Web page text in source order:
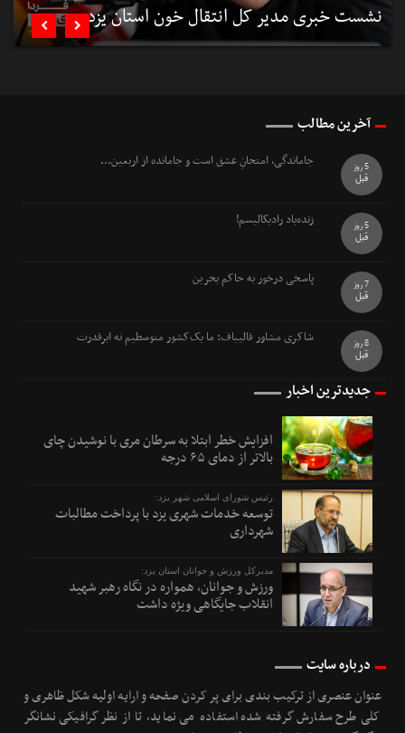
نشست خبری مدیر کل انتقال خون استان یزد  
آخرین مطالب
جاماندگی، امتحانِ عشق است و جامانده از اربعین...
5 روز
قبل
زنده‌باد رادیکالیسم!
5 روز
قبل
پاسخی درخور به حاکم بحرین
7 روز
قبل
شاکری مشاور قالیباف: ما یک‌کشور متوسطیم نه ابرقدرت
8 روز
قبل
جدیدترین اخبار
افزایش خطر ابتلا به سرطان مری با نوشیدن چای
بالاتر از دمای ۶۵ درجه
رئیس شورای اسلامی شهر یزد:
توسعه خدمات شهری یزد با پرداخت مطالبات
شهرداری
مدیرکل ورزش و جوانان استان یزد:
ورزش و جوانان، همواره در نگاه رهبر شهید
انقلاب جایگاهی ویژه داشت
درباره سایت
عنوان عنصری از ترکیب بندی برای پر کردن صفحه و ارایه اولیه شکل ظاهری و
کلی طرح سفارش گرفته شده استفاده می نماید، تا از نظر گرافیکی نشانگر